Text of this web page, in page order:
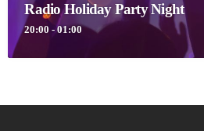
Radio Holiday Party Night
20:00 - 01:00